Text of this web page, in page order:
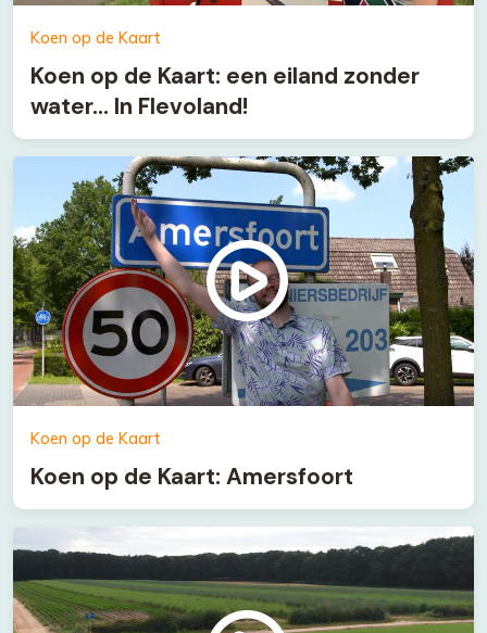
Koen op de Kaart
Koen op de Kaart: een eiland zonder
water… In Flevoland!
Koen op de Kaart
Koen op de Kaart: Amersfoort